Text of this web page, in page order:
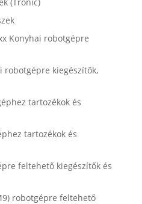
Konyhai robotgépre
robotgépre kiegészítők,
tartozékok és
tartozékok és
feltehető kiegészítők és
robotgépre feltehető